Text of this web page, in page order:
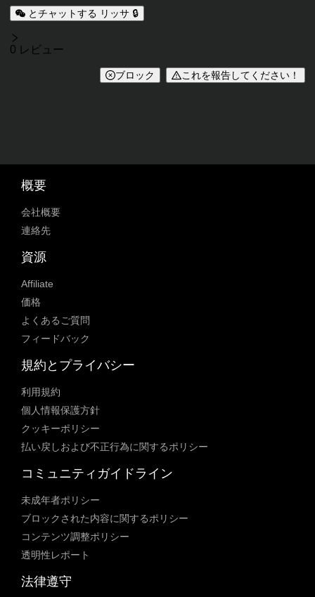
とチャットする リッサ 🔒
レビュー
0 レビュー
ブロック これを報告してください！
概要
会社概要
連絡先
資源
Affiliate
価格
よくあるご質問
フィードバック
規約とプライバシー
利用規約
個人情報保護方針
クッキーポリシー
払い戻しおよび不正行為に関するポリシー
コミュニティガイドライン
未成年者ポリシー
ブロックされた内容に関するポリシー
コンテンツ調整ポリシー
透明性レポート
法律遵守